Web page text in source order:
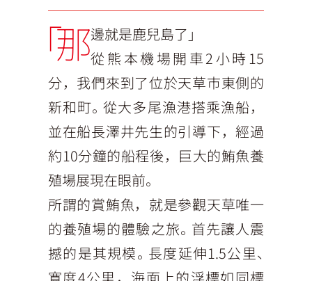
「那 邊就是鹿兒島了」
從熊本機場開車2小時15
分，我們來到了位於天草市東側的
新和町。從大多尾漁港搭乘漁船，
並在船長澤井先生的引導下，經過
約10分鐘的船程後，巨大的鮪魚養
殖場展現在眼前。
所謂的賞鮪魚，就是參觀天草唯一
的養殖場的體驗之旅。首先讓人震
撼的是其規模。長度延伸1.5公里、